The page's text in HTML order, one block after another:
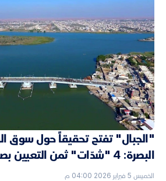
"الجبال" تفتح تحقيقاً حول سوق
البصرة: 4 "شدّات" ثمن التعيين بصفة حارس
الخميس 5 فبراير 2026 04:00 م